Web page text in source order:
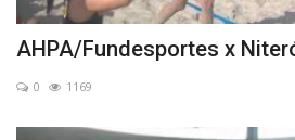
AHPA/Fundesportes x
0 1169